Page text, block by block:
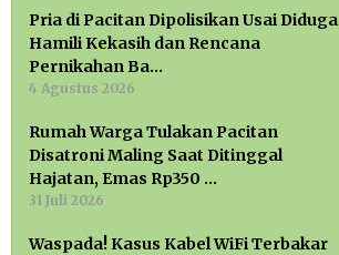
Pria di Pacitan Dipolisikan Usai Diduga
Hamili Kekasih dan Rencana
Pernikahan Ba…
4 Agustus 2026
Rumah Warga Tulakan Pacitan
Disatroni Maling Saat Ditinggal
Hajatan, Emas Rp350 …
31 Juli 2026
Waspada! Kasus Kabel WiFi Terbakar